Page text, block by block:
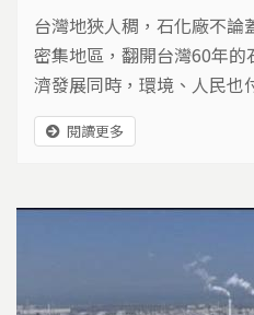
台灣地狹人稠，石化廠不
密集地區，翻開台灣60年
濟發展同時，環境、人民也
今天，當民間開始反思石化
院院士、上千名學者連署反
化業，是否符合大多數台
閱讀更多